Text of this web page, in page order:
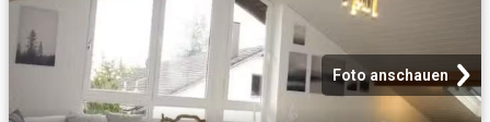
Foto anschauen